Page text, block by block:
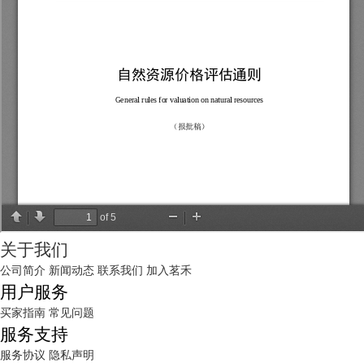
关于我们
公司简介 新闻动态 联系我们 加入茗禾
用户服务
买家指南 常见问题
服务支持
服务协议 隐私声明